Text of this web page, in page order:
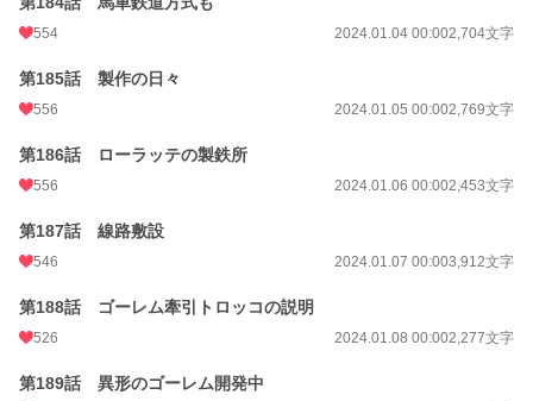
554 2024.01.04 00:002,704文字
第185話 製作の日々
556 2024.01.05 00:002,769文字
第186話 ローラッテの製鉄所
556 2024.01.06 00:002,453文字
第187話 線路敷設
546 2024.01.07 00:003,912文字
第188話 ゴーレム牽引トロッコの説明
526 2024.01.08 00:002,277文字
第189話 異形のゴーレム開発中